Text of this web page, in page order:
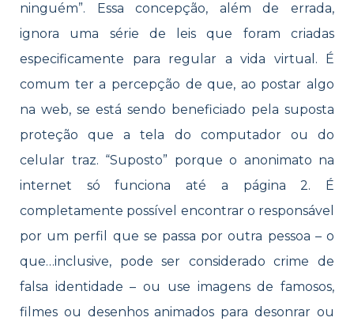
ninguém”. Essa concepção, além de errada,
ignora uma série de leis que foram criadas
especificamente para regular a vida virtual. É
comum ter a percepção de que, ao postar algo
na web, se está sendo beneficiado pela suposta
proteção que a tela do computador ou do
celular traz. “Suposto” porque o anonimato na
internet só funciona até a página 2. É
completamente possível encontrar o responsável
por um perfil que se passa por outra pessoa – o
que…inclusive, pode ser considerado crime de
falsa identidade – ou use imagens de famosos,
filmes ou desenhos animados para desonrar ou